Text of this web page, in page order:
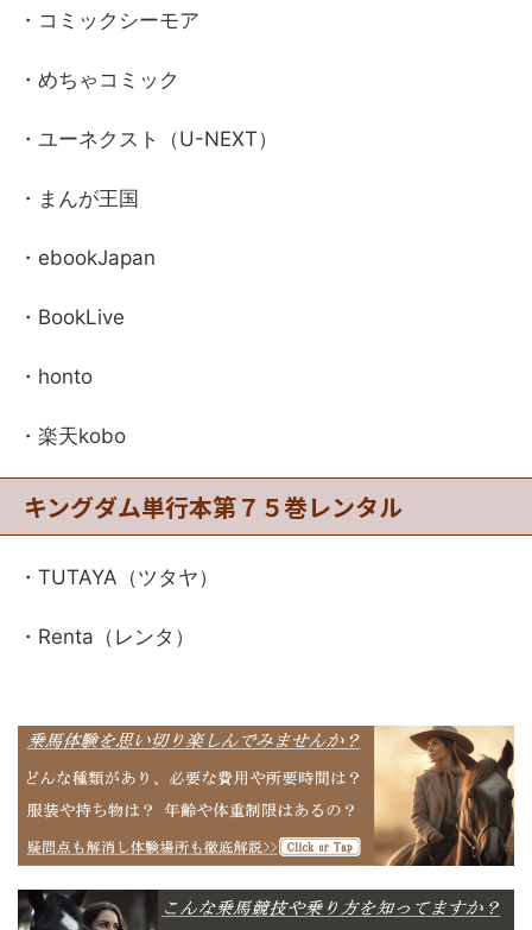
・コミックシーモア
・めちゃコミック
・ユーネクスト（U-NEXT）
・まんが王国
・ebookJapan
・BookLive
・honto
・楽天kobo
キングダム単行本第７５巻レンタル
・TUTAYA（ツタヤ）
・Renta（レンタ）